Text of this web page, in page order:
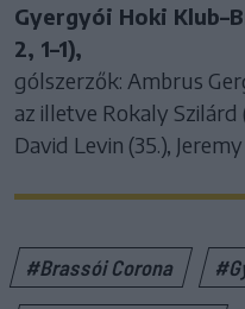
Gyergyói Hoki
2, 1–1),
gólszerzők: Ambrus
az illetve Rokaly Szilárd
David Levin (35.),
#Brassói Corona